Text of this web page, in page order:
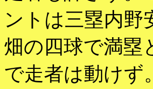
ントは三塁内野
畑の四球で満塁
で走者は動けず